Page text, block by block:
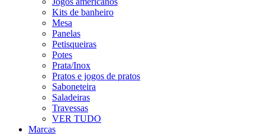
Kits de banheiro
Mesa
Panelas
Petisqueiras
Potes
Prata/Inox
Pratos e jogos de pratos
Saboneteira
Saladeiras
Travessas
VER TUDO
Marcas